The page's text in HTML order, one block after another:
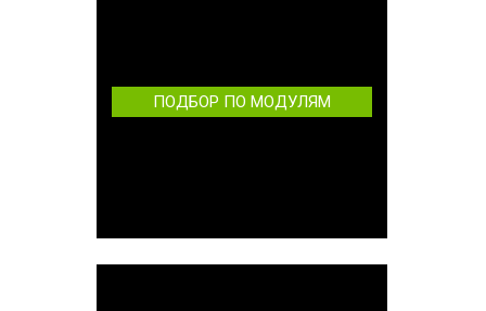
ПОДБОР ПО МОДУЛЯМ